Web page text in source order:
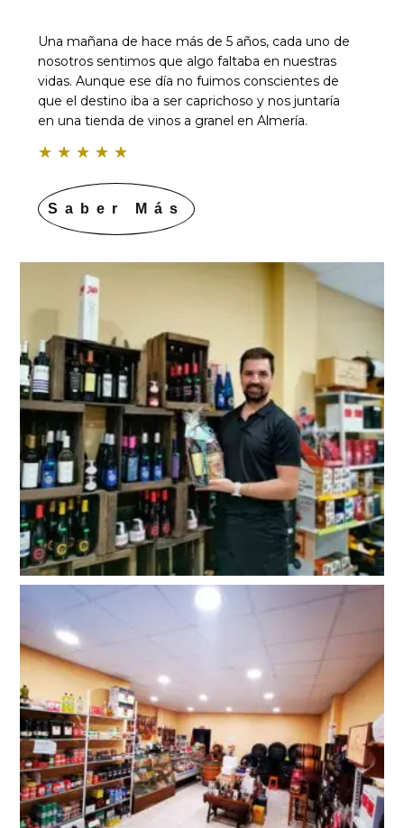
Una mañana de hace más de 5 años, cada uno de
nosotros sentimos que algo faltaba en nuestras
vidas. Aunque ese día no fuimos conscientes de
que el destino iba a ser caprichoso y nos juntaría
en una tienda de vinos a granel en Almería.
★ ★ ★ ★ ★
Saber Más